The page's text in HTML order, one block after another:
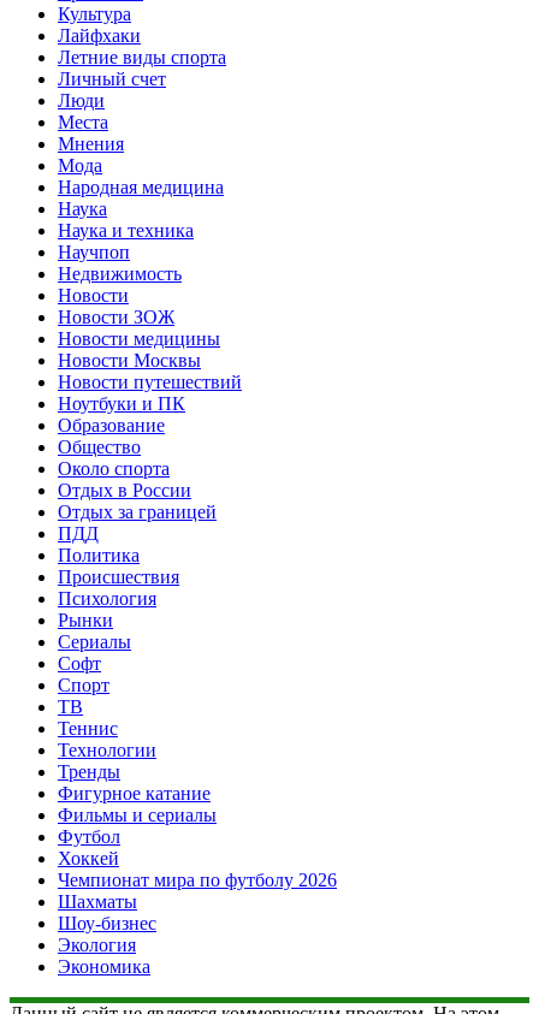
Культура
Лайфхаки
Летние виды спорта
Личный счет
Люди
Места
Мнения
Мода
Народная медицина
Наука
Наука и техника
Научпоп
Недвижимость
Новости
Новости ЗОЖ
Новости медицины
Новости Москвы
Новости путешествий
Ноутбуки и ПК
Образование
Общество
Около спорта
Отдых в России
Отдых за границей
ПДД
Политика
Происшествия
Психология
Рынки
Сериалы
Софт
Спорт
ТВ
Теннис
Технологии
Тренды
Фигурное катание
Фильмы и сериалы
Футбол
Хоккей
Чемпионат мира по футболу 2026
Шахматы
Шоу-бизнес
Экология
Экономика